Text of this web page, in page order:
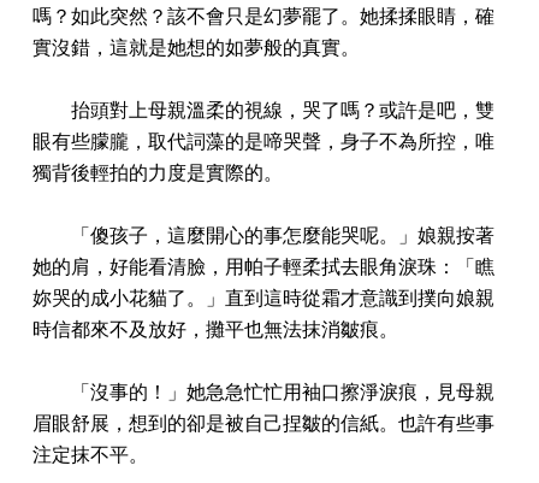
嗎？如此突然？該不會只是幻夢罷了。她揉揉眼睛，確
實沒錯，這就是她想的如夢般的真實。
抬頭對上母親溫柔的視線，哭了嗎？或許是吧，雙
眼有些朦朧，取代詞藻的是啼哭聲，身子不為所控，唯
獨背後輕拍的力度是實際的。
「傻孩子，這麼開心的事怎麼能哭呢。」娘親按著
她的肩，好能看清臉，用帕子輕柔拭去眼角淚珠：「瞧
妳哭的成小花貓了。」直到這時從霜才意識到撲向娘親
時信都來不及放好，攤平也無法抹消皺痕。
「沒事的！」她急急忙忙用袖口擦淨淚痕，見母親
眉眼舒展，想到的卻是被自己捏皺的信紙。也許有些事
注定抹不平。